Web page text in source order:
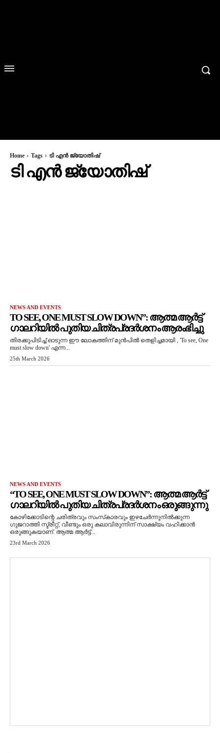
Home Tags ടി എന്‍ ജ്യോതിഷ്
ടി എന്‍ ജ്യോതിഷ്
NEWS AND EVENTS
TO SEE, ONE MUST SLOW DOWN”: ആത്മ ആർട്ട്
ഗാലറിയിൽ പുതിയ ചിത്രപ്രദർശനം ആരംഭിച്ചു
തിരക്കുപിടിച്ച് ഓടുന്ന ഈ ലോകത്തിന് മുൻപിൽ തെളിച്ചമായി , 'To see, One
must slow down' എന്ന...
25th March 2026
NEWS AND EVENTS
“TO SEE, ONE MUST SLOW DOWN”: ആത്മ ആർട്ട്
ഗാലറിയിൽ പുതിയ ചിത്രപ്രദർശനം ഒരുങ്ങുന്നു
കോഴിക്കോടിന്റെ ചരിത്രവും സംസ്‌കാരവും ഇഴചേർന്നുനിൽക്കുന്ന
ഗുജറാത്തി സ്ട്രീറ്റ്, വീണ്ടും ഒരു കലാവിരുന്നിന് സാക്ഷ്യം വഹിക്കാൻ
ഒരുങ്ങുകയാണ്. ആത്മ ആർട്ട്...
23rd March 2026